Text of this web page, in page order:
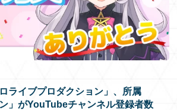
MUSIC
GOODS
SPECIAL
EN
ライブプロダクション」、所属
」がYouTubeチャンネル登録者数